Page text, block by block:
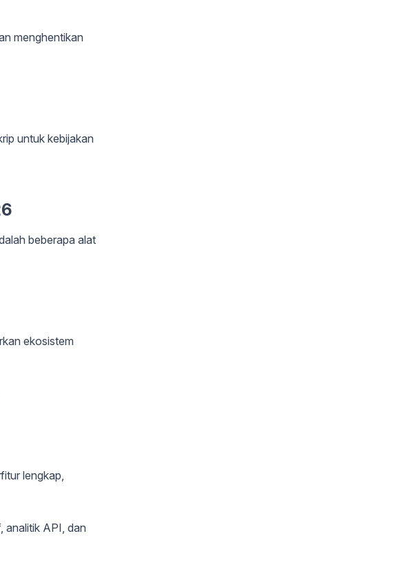
menghentikan
untuk kebijakan
beberapa alat
ekosistem
lengkap,
analitik API, dan